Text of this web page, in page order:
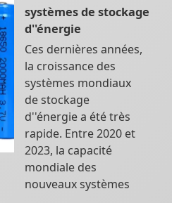
systèmes de stockage
d''énergie
Ces dernières années,
la croissance des
systèmes mondiaux
de stockage
d''énergie a été très
rapide. Entre 2020 et
2023, la capacité
mondiale des
nouveaux systèmes